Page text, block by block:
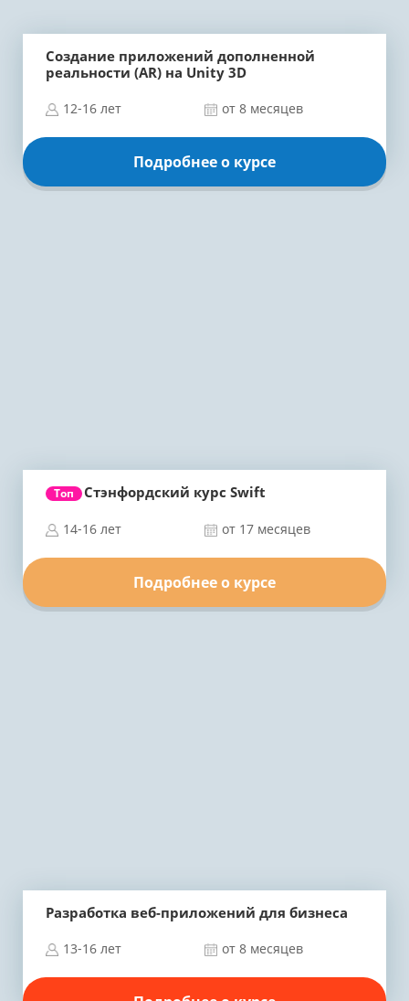
Создание приложений дополненной
реальности (AR) на Unity 3D
12-16 лет от 8 месяцев
Подробнее о курсе
Топ Стэнфордский курс Swift
14-16 лет от 17 месяцев
Подробнее о курсе
Разработка веб-приложений для бизнеса
13-16 лет от 8 месяцев